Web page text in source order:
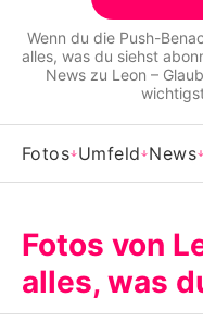
Wenn du die Push-
alles, was du siehst
News zu Leon –
Fotos Umfeld News
Fotos von
alles, was